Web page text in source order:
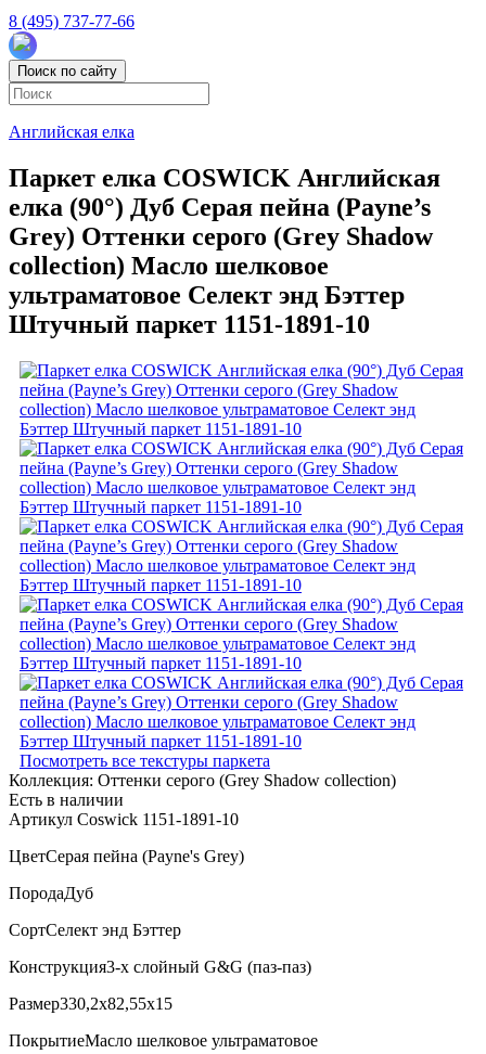
8 (495) 737-77-66
Поиск по сайту
Английская елка
Паркет елка COSWICK Английская
елка (90°) Дуб Серая пейна (Payne’s
Grey) Оттенки серого (Grеy Shadow
collection) Масло шелковое
ультраматовое Селект энд Бэттер
Штучный паркет 1151-1891-10
Посмотреть все текстуры паркета
Коллекция: Оттенки серого (Grеy Shadow collection)
Есть в наличии
Артикул Coswick 1151-1891-10
ЦветСерая пейна (Payne's Grey)
ПородаДуб
СортСелект энд Бэттер
Конструкция3-х слойный G&G (паз-паз)
Размер330,2x82,55x15
ПокрытиеМасло шелковое ультраматовое